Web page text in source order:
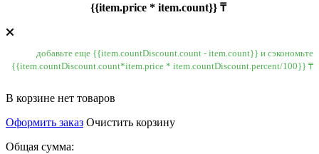
{{item.price * item.count}} ₸
добавьте еще {{item.countDiscount.count - item.count}} и сэкономьте
{{item.countDiscount.count*item.price * item.countDiscount.percent/100}} ₸
В корзине нет товаров
Оформить заказ Очистить корзину
Общая сумма: